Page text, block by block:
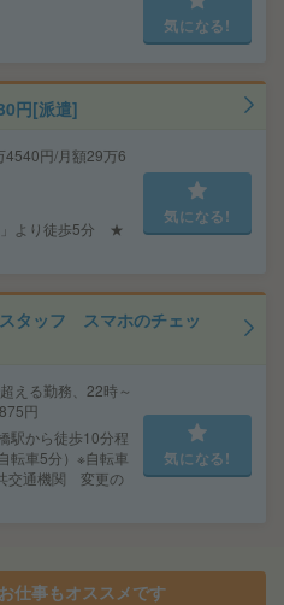
気になる!
円[派遣]
円/月額29万6
」より徒歩5分 ★
気になる!
スタッフ スマホのチェッ
える勤務、22時～
円
駅から徒歩10分程
転車5分）※自転車
交通機関 変更の
気になる!
仕事もオススメです